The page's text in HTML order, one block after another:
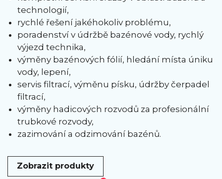
technologií,
rychlé řešení jakéhokoliv problému,
poradenství v údržbě bazénové vody, rychlý
výjezd technika,
výměny bazénových fólií, hledání místa úniku
vody, lepení,
servis filtrací, výměnu písku, údržby čerpadel
filtrací,
výměny hadicových rozvodů za profesionální
trubkové rozvody,
zazimování a odzimování bazénů.
Zobrazit produkty